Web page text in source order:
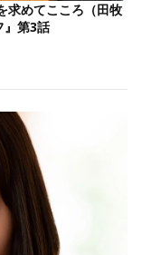
求めてこころ（田牧
』第3話